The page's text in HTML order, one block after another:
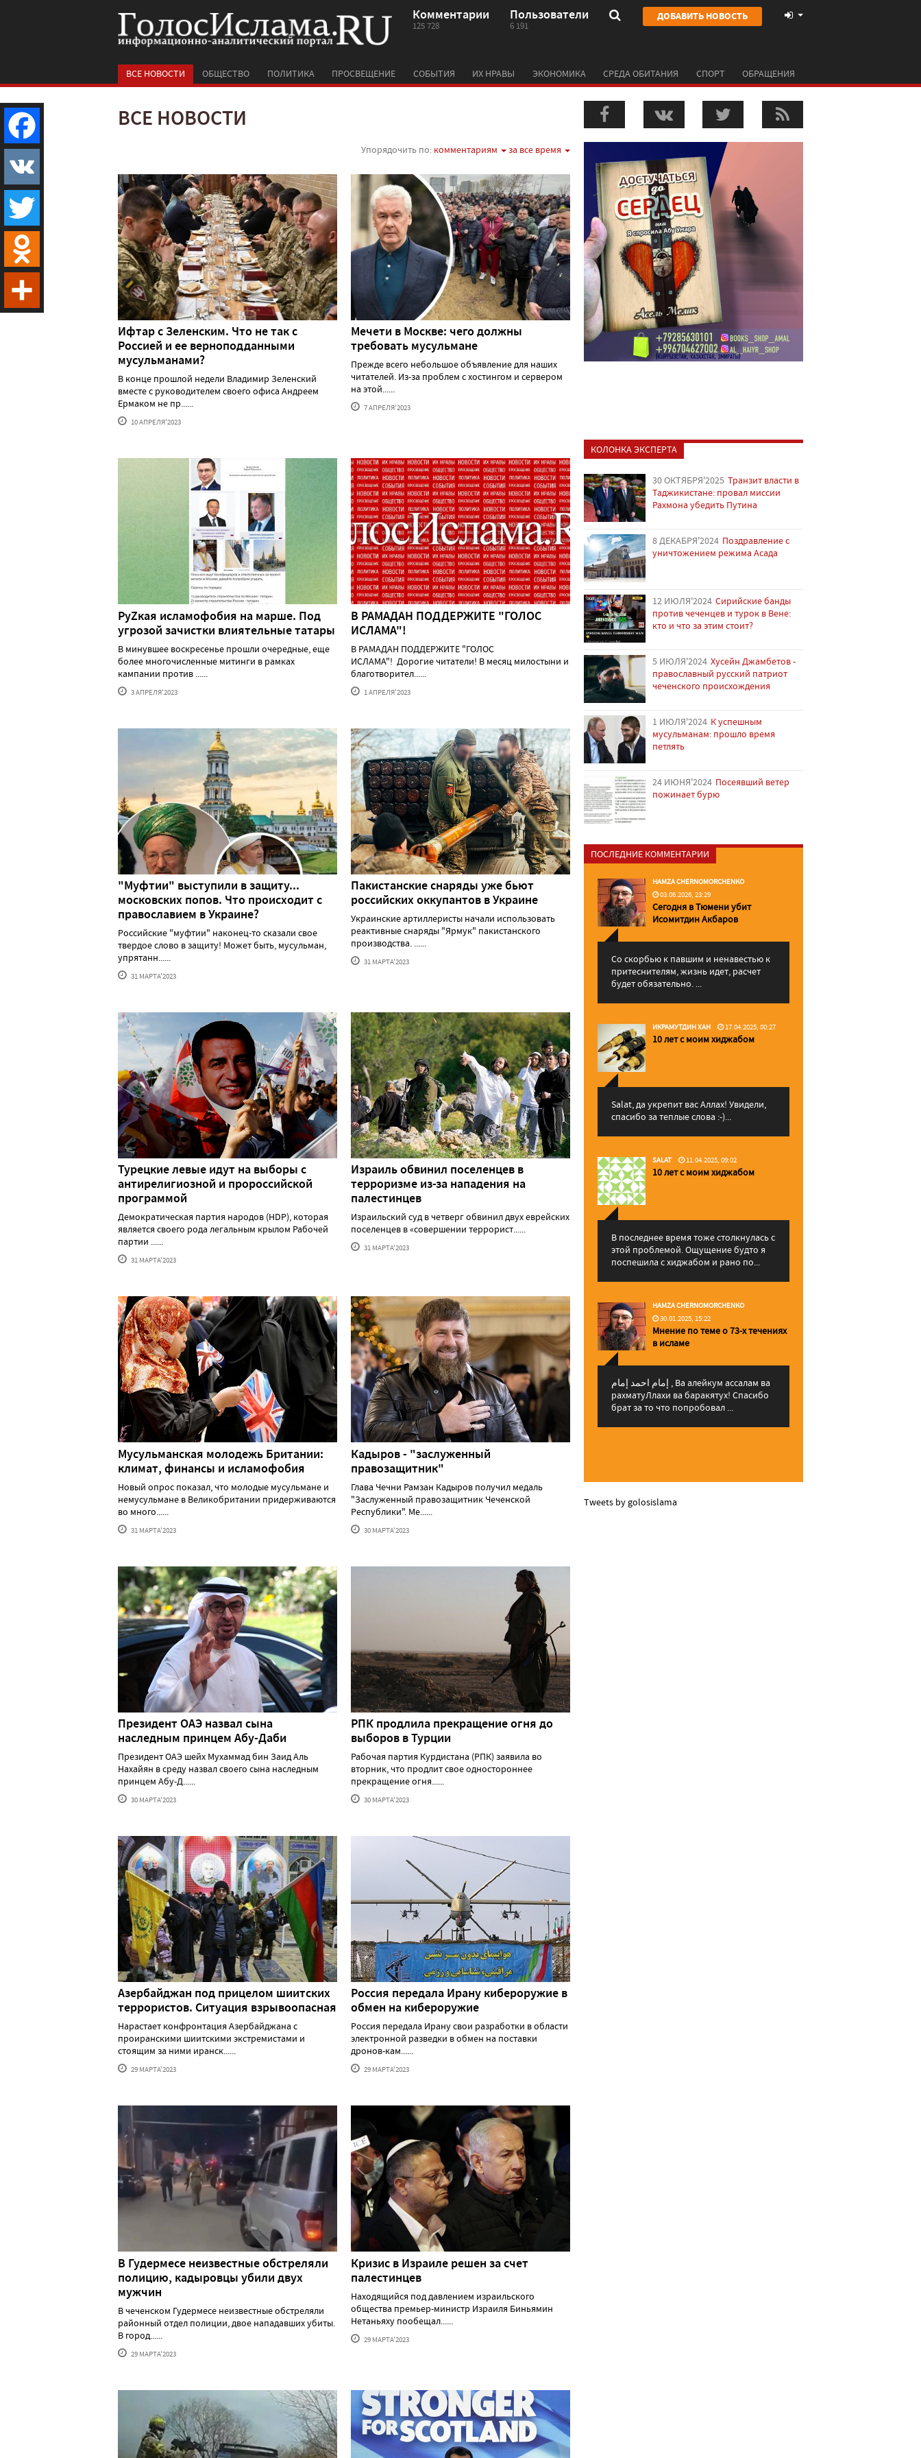
Комментарии
125 728
Пользователи
6 191
ДОБАВИТЬ НОВОСТЬ
ВСЕ НОВОСТИ ОБЩЕСТВО ПОЛИТИКА ПРОСВЕЩЕНИЕ СОБЫТИЯ ИХ НРАВЫ ЭКОНОМИКА СРЕДА ОБИТАНИЯ СПОРТ ОБРАЩЕНИЯ
ВСЕ НОВОСТИ
Упорядочить по: комментариям за все время
Ифтар с Зеленским. Что не так с
Россией и ее верноподданными
мусульманами?
В конце прошлой недели Владимир Зеленский
вместе с руководителем своего офиса Андреем
Ермаком не пр......
10 АПРЕЛЯ'2023
Мечети в Москве: чего должны
требовать мусульмане
Прежде всего небольшое объявление для наших
читателей. Из-за проблем с хостингом и сервером
на этой......
7 АПРЕЛЯ'2023
РуZкая исламофобия на марше. Под
угрозой зачистки влиятельные татары
В минувшее воскресенье прошли очередные, еще
более многочисленные митинги в рамках
кампании против ......
3 АПРЕЛЯ'2023
В РАМАДАН ПОДДЕРЖИТЕ "ГОЛОС
ИСЛАМА"!
В РАМАДАН ПОДДЕРЖИТЕ "ГОЛОС
ИСЛАМА"! Дорогие читатели! В месяц милостыни и
благотворител......
1 АПРЕЛЯ'2023
"Муфтии" выступили в защиту...
московских попов. Что происходит с
православием в Украине?
Российские "муфтии" наконец-то сказали свое
твердое слово в защиту! Может быть, мусульман,
упрятанн......
31 МАРТА'2023
Пакистанские снаряды уже бьют
российских оккупантов в Украине
Украинские артиллеристы начали использовать
реактивные снаряды "Ярмук" пакистанского
производства. ......
31 МАРТА'2023
Турецкие левые идут на выборы с
антирелигиозной и пророссийской
программой
Демократическая партия народов (HDP), которая
является своего рода легальным крылом Рабочей
партии ......
31 МАРТА'2023
Израиль обвинил поселенцев в
терроризме из-за нападения на
палестинцев
Израильский суд в четверг обвинил двух еврейских
поселенцев в «совершении террорист......
31 МАРТА'2023
Мусульманская молодежь Британии:
климат, финансы и исламофобия
Новый опрос показал, что молодые мусульмане и
немусульмане в Великобритании придерживаются
во много......
31 МАРТА'2023
Кадыров - "заслуженный
правозащитник"
Глава Чечни Рамзан Кадыров получил медаль
"Заслуженный правозащитник Чеченской
Республики". Ме......
30 МАРТА'2023
Президент ОАЭ назвал сына
наследным принцем Абу-Даби
Президент ОАЭ шейх Мухаммад бин Заид Аль
Нахайян в среду назвал своего сына наследным
принцем Абу-Д......
30 МАРТА'2023
РПК продлила прекращение огня до
выборов в Турции
Рабочая партия Курдистана (РПК) заявила во
вторник, что продлит свое одностороннее
прекращение огня......
30 МАРТА'2023
Азербайджан под прицелом шиитских
террористов. Ситуация взрывоопасная
Нарастает конфронтация Азербайджана с
проиранскими шиитскими экстремистами и
стоящим за ними иранск......
29 МАРТА'2023
Россия передала Ирану кибероружие в
обмен на кибероружие
Россия передала Ирану свои разработки в области
электронной разведки в обмен на поставки
дронов-кам......
29 МАРТА'2023
В Гудермесе неизвестные обстреляли
полицию, кадыровцы убили двух
мужчин
В чеченском Гудермесе неизвестные обстреляли
районный отдел полиции, двое нападавших убиты.
В город......
29 МАРТА'2023
Кризис в Израиле решен за счет
палестинцев
Находящийся под давлением израильского
общества премьер-министр Израиля Биньямин
Нетаньяху пообещал......
29 МАРТА'2023
КОЛОНКА ЭКСПЕРТА
30 ОКТЯБРЯ'2025 Транзит власти в
Таджикистане: провал миссии
Рахмона убедить Путина
8 ДЕКАБРЯ'2024 Поздравление с
уничтожением режима Асада
12 ИЮЛЯ'2024 Сирийские банды
против чеченцев и турок в Вене:
кто и что за этим стоит?
5 ИЮЛЯ'2024 Хусейн Джамбетов -
православный русский патриот
чеченского происхождения
1 ИЮЛЯ'2024 К успешным
мусульманам: прошло время
петлять
24 ИЮНЯ'2024 Посеявший ветер
пожинает бурю
ПОСЛЕДНИЕ КОММЕНТАРИИ
HAMZA CHERNOMORCHENKO
03.06.2026, 23:29
Сегодня в Тюмени убит
Исомитдин Акбаров
Со скорбью к павшим и ненавестью к
притеснителям, жизнь идет, расчет
будет обязательно. ...
ИКРАМУТДИН ХАН 17.04.2025, 00:27
10 лет с моим хиджабом
Salat, да укрепит вас Аллаx! Увидели,
спасибо за теплые слова :-)...
SALAT 11.04.2025, 09:02
10 лет с моим хиджабом
В последнее время тоже столкнулась с
этой проблемой. Ощущение будто я
поспешила с хиджабом и рано по...
HAMZA CHERNOMORCHENKO
30.01.2025, 15:22
Мнение по теме о 73-х течениях
в исламе
إمام احمد إمام , Ва алейкум ассалам ва
рахматуЛлахи ва баракятух! Спасибо
брат за то что попробовал ...
Tweets by golosislama
Facebook
VK
Twitter
Odnoklassniki